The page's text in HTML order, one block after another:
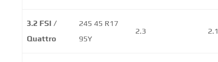
3.2 FSI /
Quattro
245 45 R17
95Y
2.3